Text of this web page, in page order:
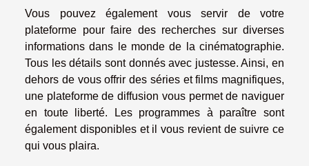
Vous pouvez également vous servir de votre
plateforme pour faire des recherches sur diverses
informations dans le monde de la cinématographie.
Tous les détails sont donnés avec justesse. Ainsi, en
dehors de vous offrir des séries et films magnifiques,
une plateforme de diffusion vous permet de naviguer
en toute liberté. Les programmes à paraître sont
également disponibles et il vous revient de suivre ce
qui vous plaira.